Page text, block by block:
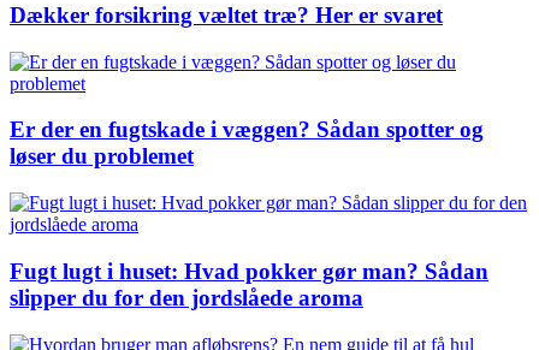
Dækker forsikring væltet træ? Her er svaret
Er der en fugtskade i væggen? Sådan spotter og
løser du problemet
Fugt lugt i huset: Hvad pokker gør man? Sådan
slipper du for den jordslåede aroma